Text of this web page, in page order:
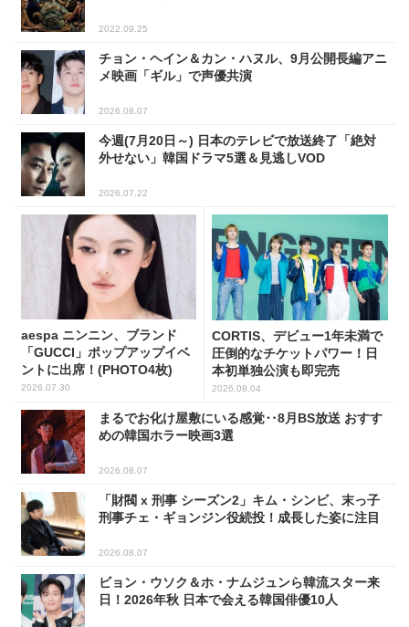
2022.09.25
チョン・ヘイン＆カン・ハヌル、9月公開長編アニ
メ映画「ギル」で声優共演
2026.08.07
今週(7月20日～) 日本のテレビで放送終了「絶対
外せない」韓国ドラマ5選＆見逃しVOD
2026.07.22
aespa ニンニン、ブランド
「GUCCI」ポップアップイベ
ントに出席！(PHOTO4枚)
2026.07.30
CORTIS、デビュー1年未満で
圧倒的なチケットパワー！日
本初単独公演も即完売
2026.08.04
まるでお化け屋敷にいる感覚‥8月BS放送 おすす
めの韓国ホラー映画3選
2026.08.07
「財閥 x 刑事 シーズン2」キム・シンビ、末っ子
刑事チェ・ギョンジン役続投！成長した姿に注目
2026.08.07
ビョン・ウソク＆ホ・ナムジュンら韓流スター来
日！2026年秋 日本で会える韓国俳優10人